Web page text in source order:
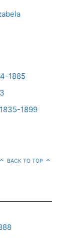
1885
1899
BACK TO TOP